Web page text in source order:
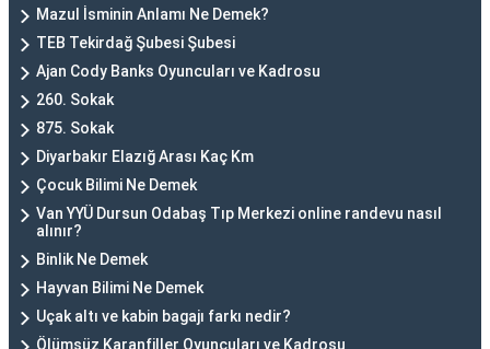
Mazul İsminin Anlamı Ne Demek?
TEB Tekirdağ Şubesi Şubesi
Ajan Cody Banks Oyuncuları ve Kadrosu
260. Sokak
875. Sokak
Diyarbakır Elazığ Arası Kaç Km
Çocuk Bilimi Ne Demek
Van YYÜ Dursun Odabaş Tıp Merkezi online randevu nasıl
alınır?
Binlik Ne Demek
Hayvan Bilimi Ne Demek
Uçak altı ve kabin bagajı farkı nedir?
Ölümsüz Karanfiller Oyuncuları ve Kadrosu